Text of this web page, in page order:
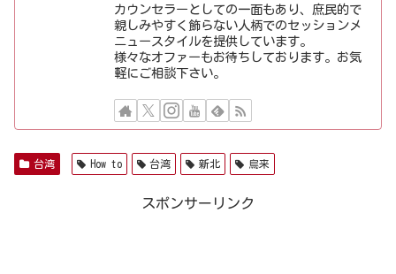
カウンセラーとしての一面もあり、庶民的で
親しみやすく飾らない人柄でのセッションメ
ニュースタイルを提供しています。
様々なオファーもお待ちしております。お気
軽にご相談下さい。
台湾 How to 台湾 新北 烏来
スポンサーリンク